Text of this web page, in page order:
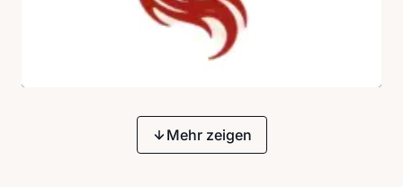
Mehr zeigen